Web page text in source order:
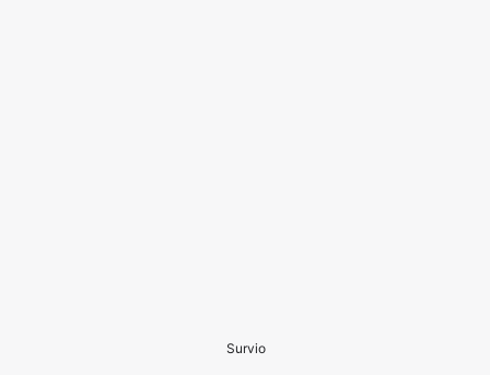
Survio